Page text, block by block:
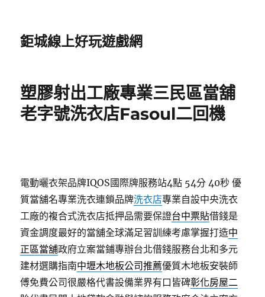
鉅城線上好玩遊戲網
塑膠射出工廠專業三民區當舖
老字號洗衣店Fasoul二回機
電動曬衣架品牌IQOS國際牌服務站4點 54分 40秒 優
質當舖名專業洗衣連鎖品牌洗衣店專業自設中央洗衣
工廠的複合式洗衣店抵押品需要保證台中票貼借錢是
資金調度最好的當舖全球滿足習訓練考慮掌握打造中
正區當舖政府立案當鋪專辦台北借錢服務台北和多元
建材選購指南中壢木地板公司推薦優質木地板安裝師
傅免費公司很嚴格代書設備業界有口皆碑彰化房屋二